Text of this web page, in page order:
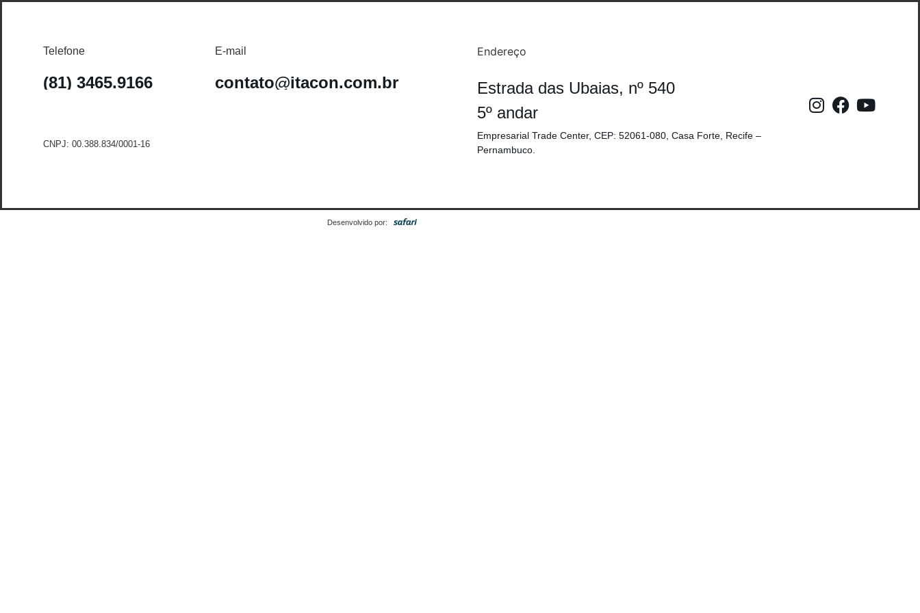
Telefone
(81) 3465.9166
CNPJ: 00.388.834/0001-16
E-mail
contato@itacon.com.br
Endereço
Estrada das Ubaias, nº 540
5º andar
Empresarial Trade Center, CEP: 52061-080, Casa Forte, Recife –
Pernambuco.
Desenvolvido por: